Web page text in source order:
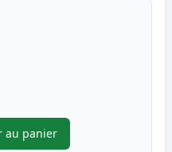
au panier
,Pack de 10 Brother LC900